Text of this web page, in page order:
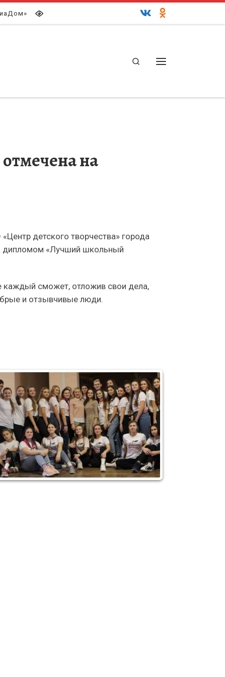
Search
на
детского творчества» города
дипломом «Лучший школьный
каждый сможет, отложив свои дела,
и отзывчивые люди.